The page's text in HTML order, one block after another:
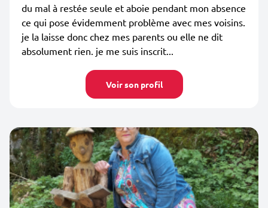
du mal à restée seule et aboie pendant mon absence
ce qui pose évidemment problème avec mes voisins.
je la laisse donc chez mes parents ou elle ne dit
absolument rien. je me suis inscrit...
Voir son profil